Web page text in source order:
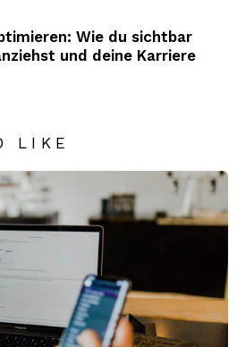
Wie du sichtbar
und deine Karriere
LIKE